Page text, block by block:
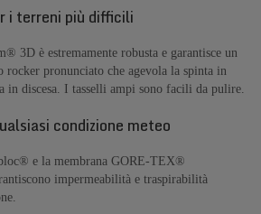
i terreni più difficili
3D è estremamente robusta e garantisce un
pronunciato che agevola la spinta in
in discesa. I tasselli ampi sono facili da pulire.
condizione meteo
e la membrana GORE-TEX®
impermeabilità e traspirabilità